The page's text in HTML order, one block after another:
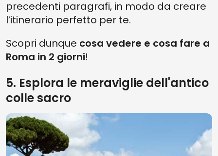
precedenti paragrafi, in modo da creare
l’itinerario perfetto per te.
Scopri dunque cosa vedere e cosa fare a
Roma in 2 giorni!
5. Esplora le meraviglie dell'antico
colle sacro